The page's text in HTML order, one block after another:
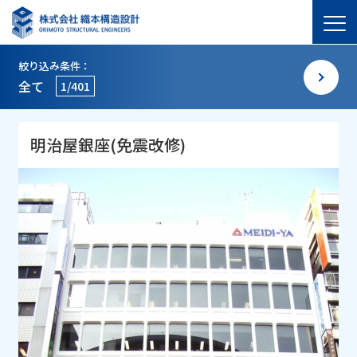
絞り込み条件：
全て 1/401
明治屋銀座(免震改修)